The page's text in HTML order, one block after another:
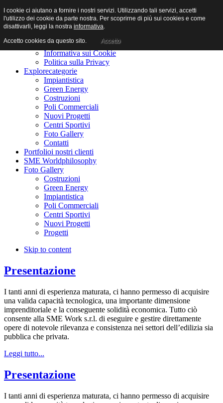
Homebenvenuti
Informativa sui Cookie
Politica sulla Privacy
Explorecategorie
Impiantistica
Green Energy
Costruzioni
Poli Commerciali
Nuovi Progetti
Centri Sportivi
Foto Gallery
Contatti
Portfolioi nostri clienti
SME Worldphilosophy
Foto Gallery
Costruzioni
Green Energy
Impiantistica
Poli Commerciali
Centri Sportivi
Nuovi Progetti
Progetti
Skip to content
Presentazione
I tanti anni di esperienza maturata, ci hanno permesso di acquisire
una valida capacità tecnologica, una importante dimensione
imprenditoriale e la conseguente solidità economica. Tutto ciò
consente alla SME Work s.r.l. di eseguire e gestire direttamente
opere di notevole rilevanza e consistenza nei settori dell’edilizia sia
pubblica che privata.
Leggi tutto...
Presentazione
I tanti anni di esperienza maturata, ci hanno permesso di acquisire
I cookie ci aiutano a fornire i nostri servizi. Utilizzando tali servizi, accetti
l'utilizzo dei cookie da parte nostra. Per scoprirne di più sui cookies e come
disattivarli, leggi la nostra informativa.
Accetto cookies da questo sito. Accetto